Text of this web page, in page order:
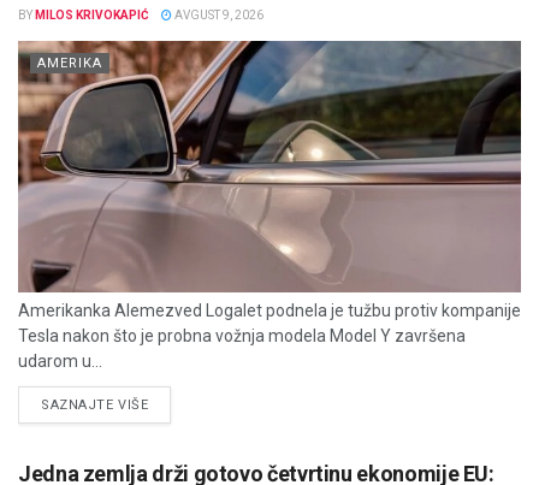
BY MILOS KRIVOKAPIĆ AVGUST 9, 2026
AMERIKA
Amerikanka Alemezved Logalet podnela je tužbu protiv kompanije
Tesla nakon što je probna vožnja modela Model Y završena
udarom u...
SAZNAJTE VIŠEDETAILS
Jedna zemlja drži gotovo četvrtinu ekonomije EU: